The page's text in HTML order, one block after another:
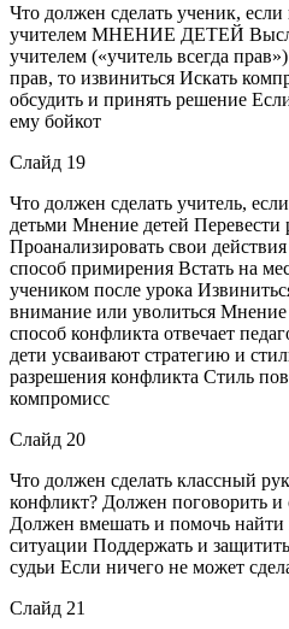
Что должен сделать ученик,
учителем МНЕНИЕ ДЕТЕЙ
учителем («учитель всегда
прав, то извиниться Искать
обсудить и принять решение
ему бойкот
Слайд 19
Что должен сделать учитель,
детьми Мнение детей Перевести
Проанализировать свои
способ примирения Встать на
учеником после урока
внимание или уволиться Мнение
способ конфликта отвечает
дети усваивают стратегию и
разрешения конфликта Стиль
компромисс
Слайд 20
Что должен сделать классный
конфликт? Должен поговорить и
Должен вмешать и помочь найти
ситуации Поддержать и
судьи Если ничего не может
Слайд 21